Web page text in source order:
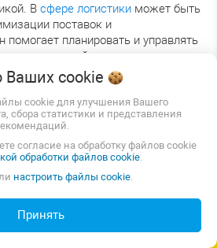
В сфере логистики может быть
поставок и
помогает планировать и управлять
и доставкой товаров с учетом
и недостатки XYZ-
спроса. Одним из главных
является его способность
спроса на товары или услуги.
Ваших cookie
cookie для улучшения Вашего
сбора статистики и представления
согласие на обработку файлов cookie
обработки файлов cookie.
настроить файлы cookie.
Принять